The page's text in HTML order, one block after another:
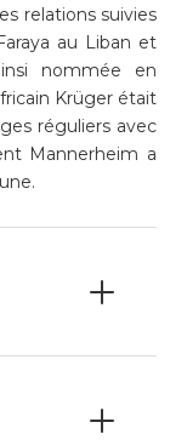
ci-
relations suivies
au Liban et
nommée en
Krüger était
réguliers avec
Mannerheim a